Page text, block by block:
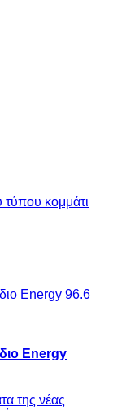
κομμάτι
Energy
της νέας